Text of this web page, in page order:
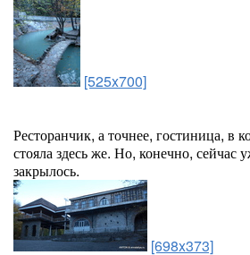
[525x700]
Ресторанчик, а точнее, гостиница, в
стояла здесь же. Но, конечно, сейчас
закрылось.
[698x373]